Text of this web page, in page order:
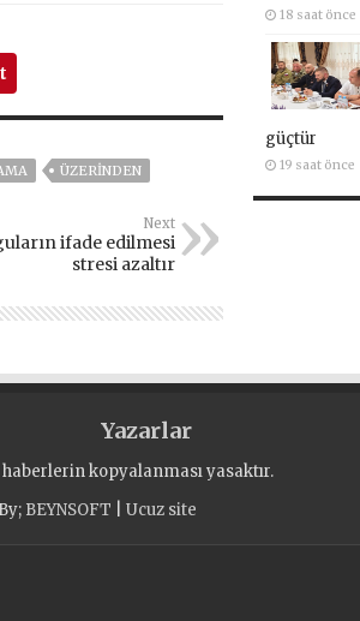
ÜZERİNDEN
Next
ifade edilmesi
stresi azaltır
18 saat önce
güçtür
19 saat önce
Yazarlar
kopyalanması yasaktır.
BEYNSOFT Ucuz site